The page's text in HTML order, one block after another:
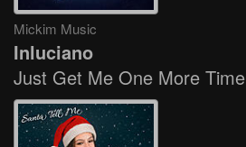
Mickim Music
Inluciano
Just Get Me One More Time